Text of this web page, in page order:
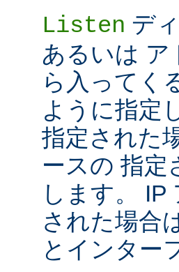
Listen デ
あるいは ア
ら入ってく
ように指定
指定された
ースの 指定
します。 IP
された場合
とインター